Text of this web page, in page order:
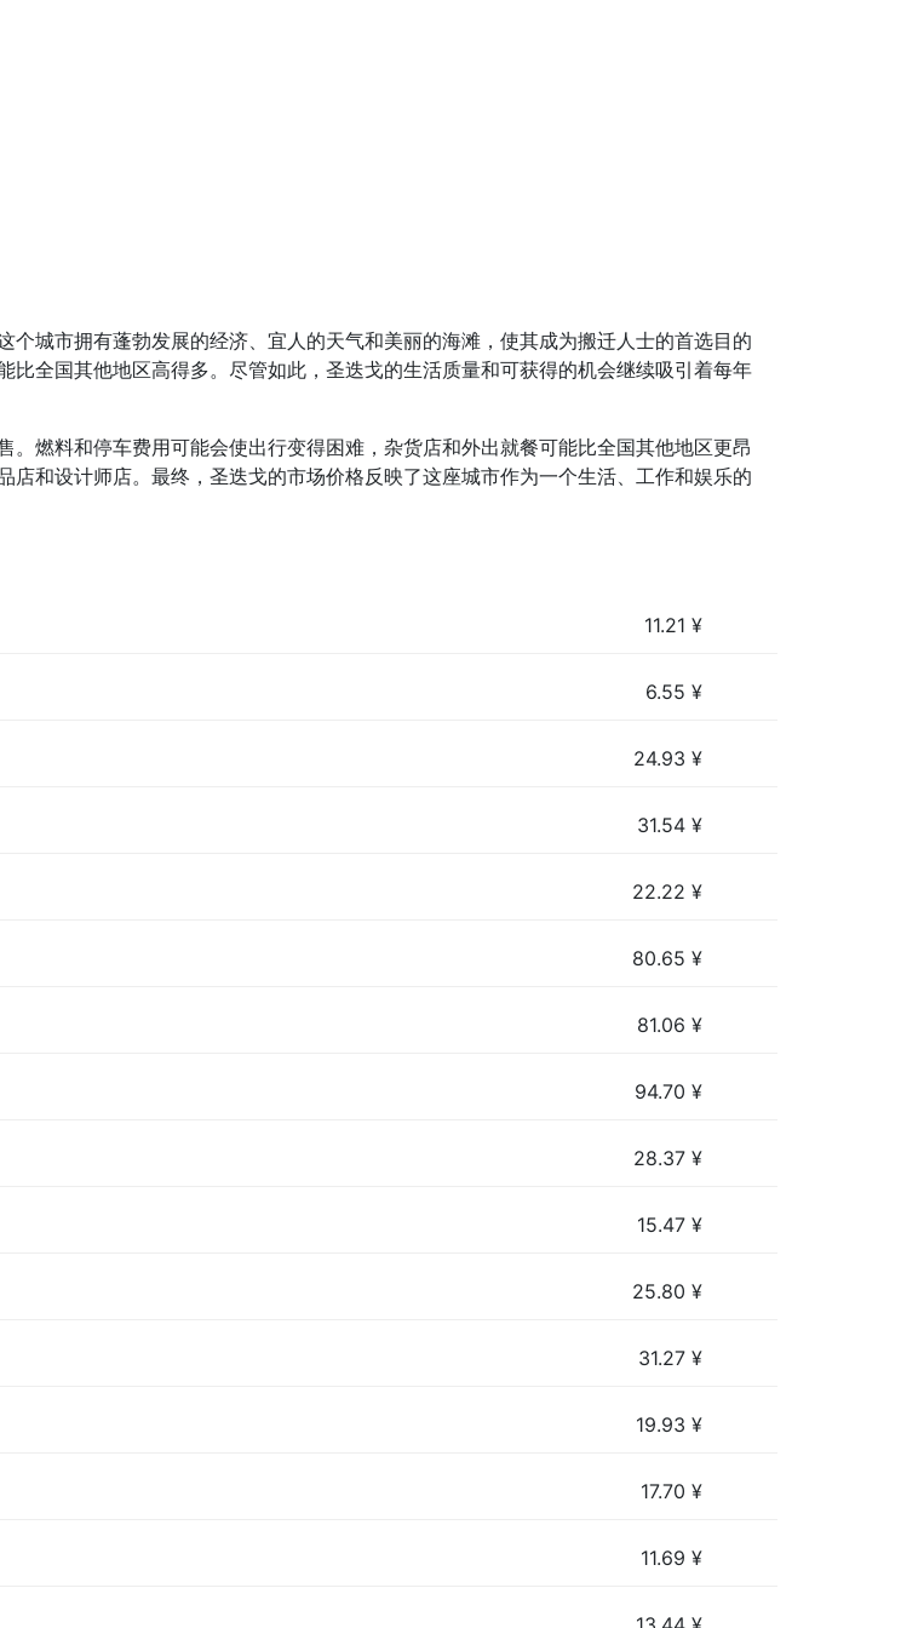
城市拥有蓬勃发展的经济、宜人的天气和美丽的海滩，使其成为搬迁人士的首选目的
全国其他地区高得多。尽管如此，圣迭戈的生活质量和可获得的机会继续吸引着每年
燃料和停车费用可能会使出行变得困难，杂货店和外出就餐可能比全国其他地区更昂
和设计师店。最终，圣迭戈的市场价格反映了这座城市作为一个生活、工作和娱乐的
11.21 ¥
6.55 ¥
24.93 ¥
31.54 ¥
22.22 ¥
80.65 ¥
81.06 ¥
94.70 ¥
28.37 ¥
15.47 ¥
25.80 ¥
31.27 ¥
19.93 ¥
17.70 ¥
11.69 ¥